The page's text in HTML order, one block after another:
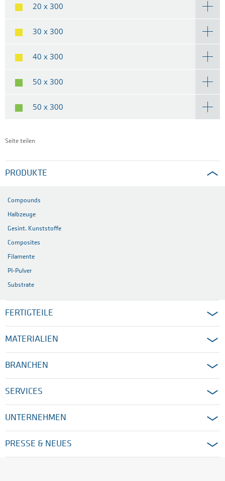
20 x 300
30 x 300
40 x 300
50 x 300
50 x 300
Seite teilen
PRODUKTE
Compounds
Halbzeuge
Gesint. Kunststoffe
Composites
Filamente
PI-Pulver
Substrate
FERTIGTEILE
MATERIALIEN
BRANCHEN
SERVICES
UNTERNEHMEN
PRESSE & NEUES